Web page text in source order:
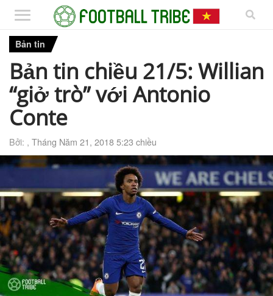
Bản tin
Bản tin chiều 21/5: Willian
“giở trò” với Antonio
Conte
Bởi: , Tháng Năm 21, 2018 5:23 chiều